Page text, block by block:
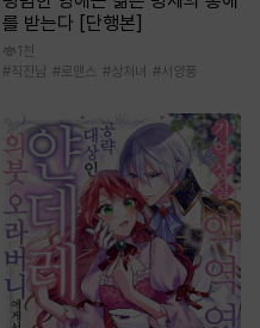
를 받는다 [단행본]
1천
#직진남 #로맨스 #상처녀 #서양풍